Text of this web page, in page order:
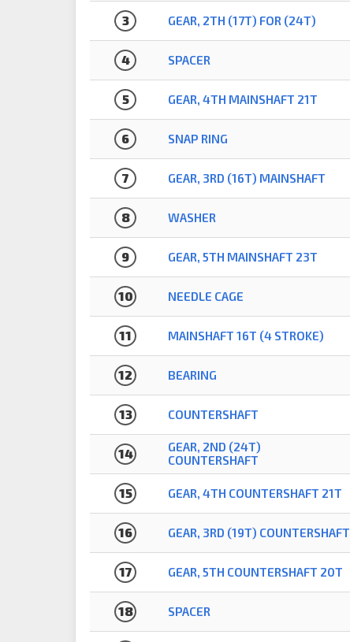
3 GEAR, 2TH (17T) FOR (24T)
4 SPACER
5 GEAR, 4TH MAINSHAFT 21T
6 SNAP RING
7 GEAR, 3RD (16T) MAINSHAFT
8 WASHER
9 GEAR, 5TH MAINSHAFT 23T
10 NEEDLE CAGE
11 MAINSHAFT 16T (4 STROKE)
12 BEARING
13 COUNTERSHAFT
14
GEAR, 2ND (24T)
COUNTERSHAFT
15 GEAR, 4TH COUNTERSHAFT 21T
16 GEAR, 3RD (19T) COUNTERSHAFT
17 GEAR, 5TH COUNTERSHAFT 20T
18 SPACER